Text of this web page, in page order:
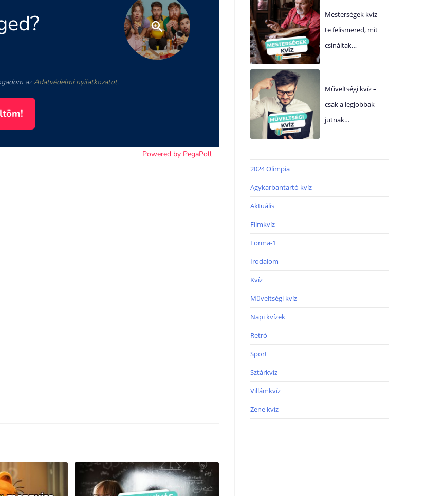
Mesterségek kvíz –
te felismered, mit
csináltak…
Műveltségi kvíz –
csak a legjobbak
jutnak…
2024 Olimpia
Agykarbantartó kvíz
Aktuális
Filmkvíz
Forma-1
Irodalom
Kvíz
Műveltségi kvíz
Napi kvízek
Retró
Sport
Sztárkvíz
Villámkvíz
Zene kvíz